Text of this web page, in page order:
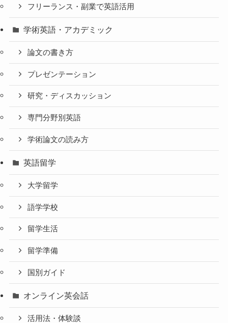
フリーランス・副業で英語活用
学術英語・アカデミック
論文の書き方
プレゼンテーション
研究・ディスカッション
専門分野別英語
学術論文の読み方
英語留学
大学留学
語学学校
留学生活
留学準備
国別ガイド
オンライン英会話
活用法・体験談